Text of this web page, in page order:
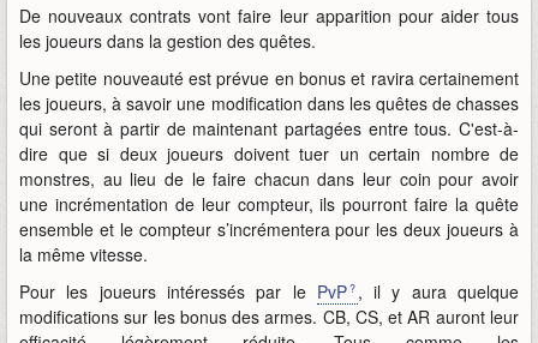
De nouveaux contrats vont faire leur apparition pour aider tous
les joueurs dans la gestion des quêtes.
Une petite nouveauté est prévue en bonus et ravira certainement
les joueurs, à savoir une modification dans les quêtes de chasses
qui seront à partir de maintenant partagées entre tous. C'est-à-
dire que si deux joueurs doivent tuer un certain nombre de
monstres, au lieu de le faire chacun dans leur coin pour avoir
une incrémentation de leur compteur, ils pourront faire la quête
ensemble et le compteur s’incrémentera pour les deux joueurs à
la même vitesse.
Pour les joueurs intéressés par le PvP , il y aura quelque
modifications sur les bonus des armes. CB, CS, et AR auront leur